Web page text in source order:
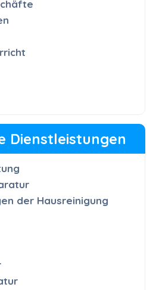
Dienstleistungen
der Hausreinigung